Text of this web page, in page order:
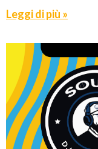
Leggi di più »